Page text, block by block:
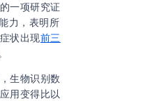
一项研究证
力，表明所
状出现前三
生物识别数
用变得比以